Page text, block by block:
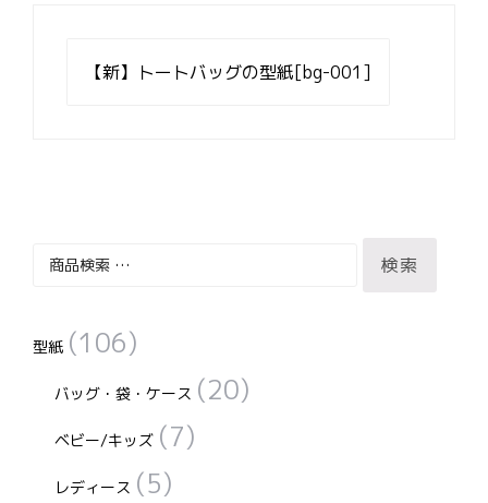
【新】トートバッグの型紙[bg-001]
象:
検索
型紙 (106)
バッグ・袋・ケース (20)
ベビー/キッズ (7)
レディース (5)